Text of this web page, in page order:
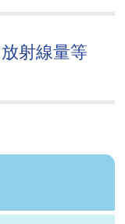
射線量等